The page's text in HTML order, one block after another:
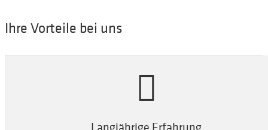
Ihre Vorteile bei uns